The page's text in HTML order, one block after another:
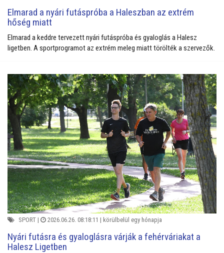
Elmarad a nyári futáspróba a Haleszban az extrém
hőség miatt
Elmarad a keddre tervezett nyári futáspróba és gyaloglás a Halesz
ligetben. A sportprogramot az extrém meleg miatt törölték a szervezők.
SPORT | 2026.06.26. 08:18:11 | körülbelül egy hónapja
Nyári futásra és gyaloglásra várják a fehérváriakat a
Halesz Ligetben